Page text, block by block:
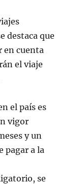
destaca que
en cuenta
el viaje
el país es
vigor
y un
pagar a la
se